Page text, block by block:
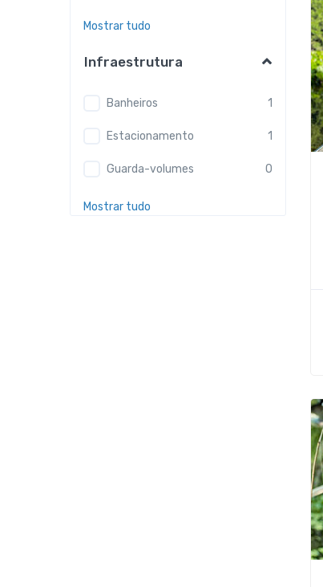
Mostrar tudo
Infraestrutura
Banheiros 1
Estacionamento 1
Guarda-volumes 0
Mostrar tudo